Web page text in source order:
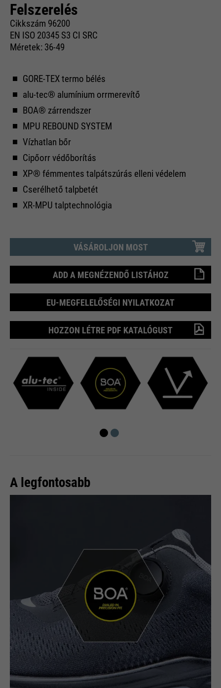
Felszerelés
Cikkszám 96200
EN ISO 20345 S3 CI SRC
Méretek: 36-49
GORE-TEX termo bélés
alu-tec® alumínium orrmerevítő
BOA® zárrendszer
MPU REBOUND SYSTEM
Vízhatlan bőr
Cipőorr védőborítás
XP® fémmentes talpátszúrás elleni védelem
Cserélhető talpbetét
XR-MPU talptechnológia
VÁSÁROLJON MOST
ADD A MEGNÉZENDŐ LISTÁHOZ
EU-MEGFELELŐSÉGI NYILATKOZAT
HOZZON LÉTRE PDF KATALÓGUST
A legfontosabb